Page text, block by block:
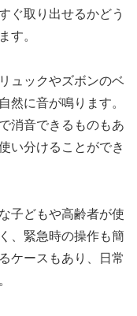
ぐ取り出せるかどう
す。
ュックやズボンのベ
然に音が鳴ります。
消音できるものもあ
い分けることができ
子どもや高齢者が使
、緊急時の操作も簡
ケースもあり、日常